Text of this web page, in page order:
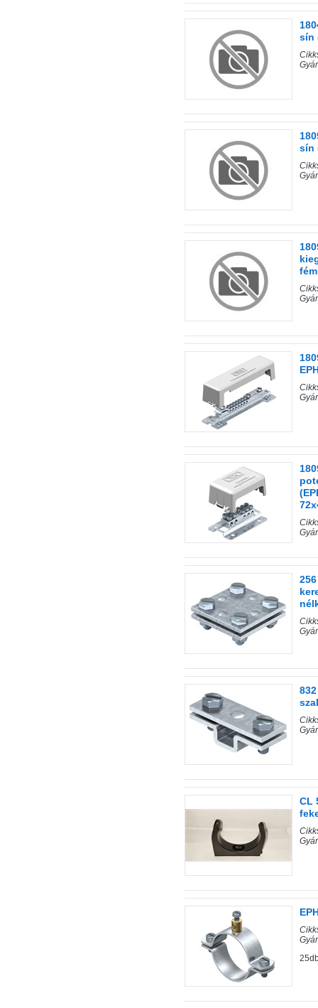
sín
sín
CL